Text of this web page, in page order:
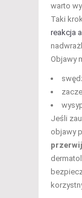
warto
Taki
reakcja
Objawy
Jeśli
objawy